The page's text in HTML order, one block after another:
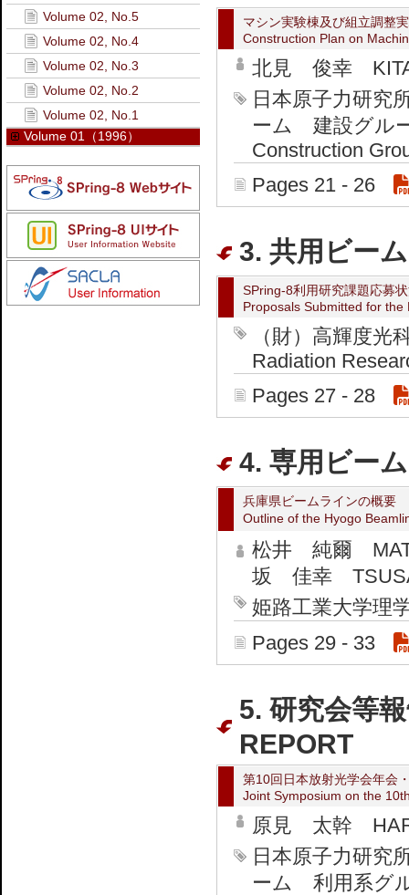
マシン実験棟及び組立調整
Construction Plan on
北見 俊幸
日本原子力研究
ーム 建設グル
Construction
Pages 21 - 26
3. 共用ビー
SPring-8利用研究課題応募
Proposals Submitted for
（財）高輝度
Radiation
Pages 27 - 28
4. 専用ビー
兵庫県ビームラインの概要
Outline of the Hyogo
松井 純爾
坂 佳幸
姫路工業大学理
Pages 29 - 33
5. 研究会等
REPORT
第10回日本放射光学会年会
Joint Symposium on the
原見 太幹
日本原子力研究
ーム 利用系グ
Volume 02, No.5
Volume 02, No.4
Volume 02, No.3
Volume 02, No.2
Volume 02, No.1
Volume 01（1996）